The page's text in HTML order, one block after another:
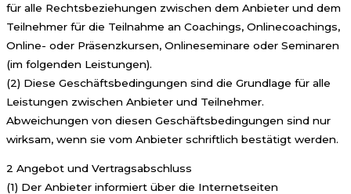
für alle Rechtsbeziehungen zwischen dem Anbieter und dem
Teilnehmer für die Teilnahme an Coachings, Onlinecoachings,
Online- oder Präsenzkursen, Onlineseminare oder Seminaren
(im folgenden Leistungen).
(2) Diese Geschäftsbedingungen sind die Grundlage für alle
Leistungen zwischen Anbieter und Teilnehmer.
Abweichungen von diesen Geschäftsbedingungen sind nur
wirksam, wenn sie vom Anbieter schriftlich bestätigt werden.
2 Angebot und Vertragsabschluss
(1) Der Anbieter informiert über die Internetseiten